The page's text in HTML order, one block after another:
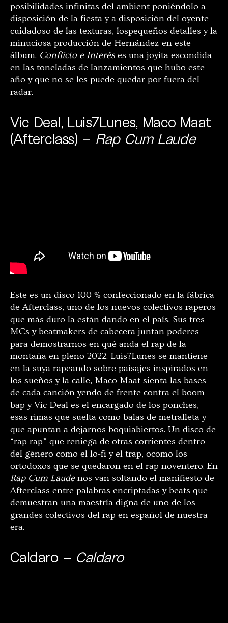
posibilidades infinitas del ambient poniéndolo a
disposición de la fiesta y a disposición del oyente
cuidadoso de las texturas, lospequeños detalles y la
minuciosa producción de Hernández en este
álbum. Conflicto e Interés es una joyita escondida
en las toneladas de lanzamientos que hubo este
año y que no se les puede quedar por fuera del
radar.
Vic Deal, Luis7Lunes, Maco Maat
(Afterclass) – Rap Cum Laude
Este es un disco 100 % confeccionado en la fábrica
de Afterclass, uno de los nuevos colectivos raperos
que más duro la están dando en el país. Sus tres
MCs y beatmakers de cabecera juntan poderes
para demostrarnos en qué anda el rap de la
montaña en pleno 2022. Luis7Lunes se mantiene
en la suya rapeando sobre paisajes inspirados en
los sueños y la calle, Maco Maat sienta las bases
de cada canción yendo de frente contra el boom
bap y Vic Deal es el encargado de los ponches,
esas rimas que suelta como balas de metralleta y
que apuntan a dejarnos boquiabiertos. Un disco de
“rap rap” que reniega de otras corrientes dentro
del género como el lo-fi y el trap, ocomo los
ortodoxos que se quedaron en el rap noventero. En
Rap Cum Laudenos van soltando el manifiesto de
Afterclass entre palabras encriptadas y beats que
demuestran una maestría digna de uno de los
grandes colectivos del rap en español de nuestra
era.
Caldaro – Caldaro